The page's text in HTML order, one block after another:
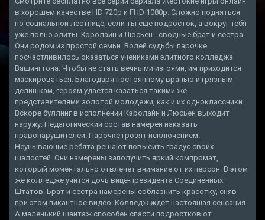
в хорошем качестве HD 720p и FHD 1080p. Сложно подняться
по социальной лестнице, если ты еще подросток, а вокруг тебя
уже полно элиты. Кэролайн и Люсьен - сводные брат и сестра.
Они родом из простой семьи. Волей судьбы парочке
посчастливилось оказаться учениками элитного колледжа
Вашингтона. Чтобы не стать вечными изгоями, им приходится
маскироваться. Благодаря постоянному вранью и грязным
делишкам, героям удается казаться такими же
представителями золотой молодежи, как и их одноклассники.
Вскоре буллинг в исполнении Кэролайн и Люсьен выходит
наружу. Педагогический состав намерен наказать
правонарушителей. Парочке грозят исключением.
Неунывающие ребята решают повысить градус своих
шалостей. Они намерены заполучить яркий компромат,
который моментально отвлечет внимание от их персон. В этом
же колледже учится дочь вице-президента Соединенных
Штатов. Брат и сестра намерены соблазнить красотку, сняв
при этом пикантное видео. Колледж ждет настоящая сенсация.
А маленький шантаж способен спасти подростков от